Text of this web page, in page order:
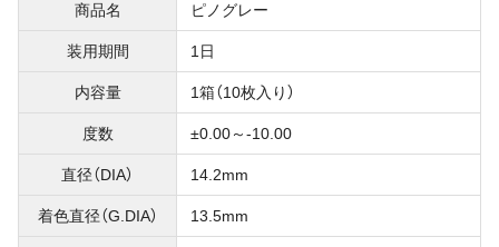
商品名 ピノグレー
装用期間 1日
内容量 1箱（10枚入り）
度数 ±0.00～-10.00
直径（DIA） 14.2mm
着色直径（G.DIA） 13.5mm